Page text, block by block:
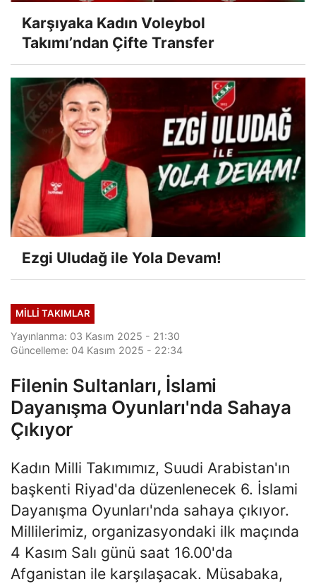
Karşıyaka Kadın Voleybol
Takımı’ndan Çifte Transfer
Ezgi Uludağ ile Yola Devam!
MILLI TAKIMLAR
Yayınlanma: 03 Kasım 2025 - 21:30
Güncelleme: 04 Kasım 2025 - 22:34
Filenin Sultanları, İslami
Dayanışma Oyunları'nda Sahaya
Çıkıyor
Kadın Milli Takımımız, Suudi Arabistan'ın
başkenti Riyad'da düzenlenecek 6. İslami
Dayanışma Oyunları'nda sahaya çıkıyor.
Millilerimiz, organizasyondaki ilk maçında
4 Kasım Salı günü saat 16.00'da
Afganistan ile karşılaşacak. Müsabaka,